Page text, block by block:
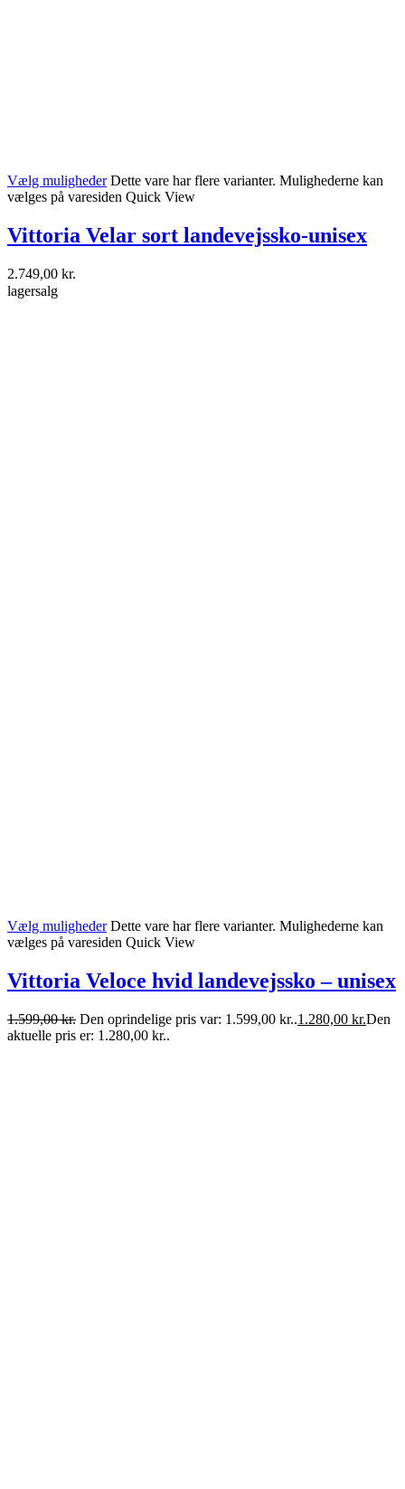
Vælg muligheder Dette vare har flere varianter. Mulighederne kan
vælges på varesiden Quick View
Vittoria Velar sort landevejssko-unisex
2.749,00 kr.
lagersalg
Vælg muligheder Dette vare har flere varianter. Mulighederne kan
vælges på varesiden Quick View
Vittoria Veloce hvid landevejssko – unisex
1.599,00kr. Den oprindelige pris var: 1.599,00 kr..1.280,00 kr.Den
aktuelle pris er: 1.280,00 kr..